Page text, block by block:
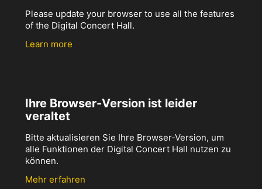
Please update your browser to use all the features
of the Digital Concert Hall.
Learn more
Ihre Browser-Version ist leider
veraltet
Bitte aktualisieren Sie Ihre Browser-Version, um
alle Funktionen der Digital Concert Hall nutzen zu
können.
Mehr erfahren